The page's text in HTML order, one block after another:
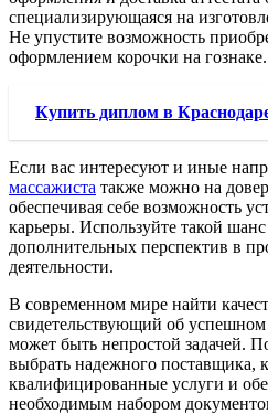
специализирующаяся на
Не упустите возможность
оформлением корочки на гознаке.
Купить диплом в
Если вас интересуют и иные
массажиста также можно на
обеспечивая себе возможность
карьеры. Используйте такой
дополнительных перспектив в
деятельности.
В современном мире найти
свидетельствующий об
может быть непростой задачей.
выбрать надежного поставщика,
квалифицированные услуги и
необходимым набором